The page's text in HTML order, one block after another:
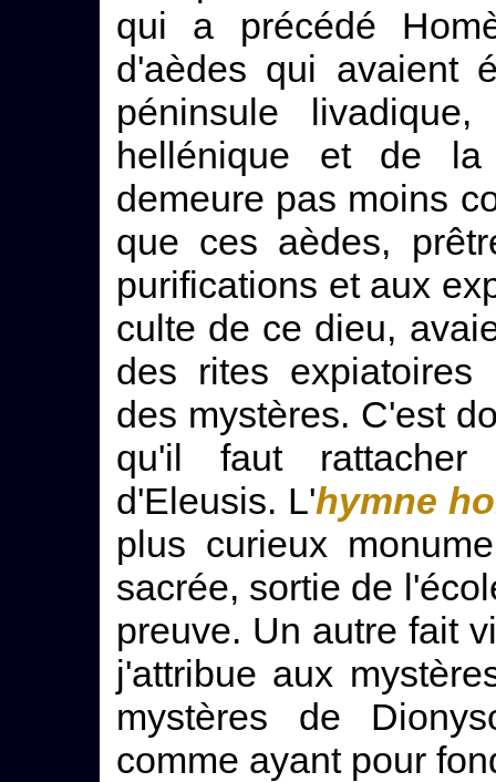
qui a précédé
d'aèdes qui avaient
péninsule
hellénique et de la
demeure pas moins
que ces aèdes,
purifications et aux
culte de ce dieu,
des rites expiatoires
des mystères. C'est
qu'il faut rattacher
d'Eleusis. L'hymne
plus curieux
sacrée, sortie de
preuve. Un autre fait
j'attribue aux
mystères de
comme ayant pour